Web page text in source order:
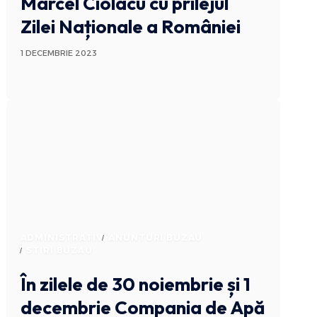
Zilei Naționale a României
1 DECEMBRIE 2023
ADMINISTRATIV
În zilele de 30 noiembrie și 1
decembrie Compania de Apă